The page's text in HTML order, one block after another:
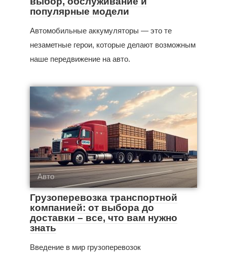
популярные модели
Автомобильные аккумуляторы — это те
незаметные герои, которые делают возможным
наше передвижение на авто.
Авто
Грузоперевозка транспортной
компанией: от выбора до
доставки – все, что вам нужно
знать
Введение в мир грузоперевозок